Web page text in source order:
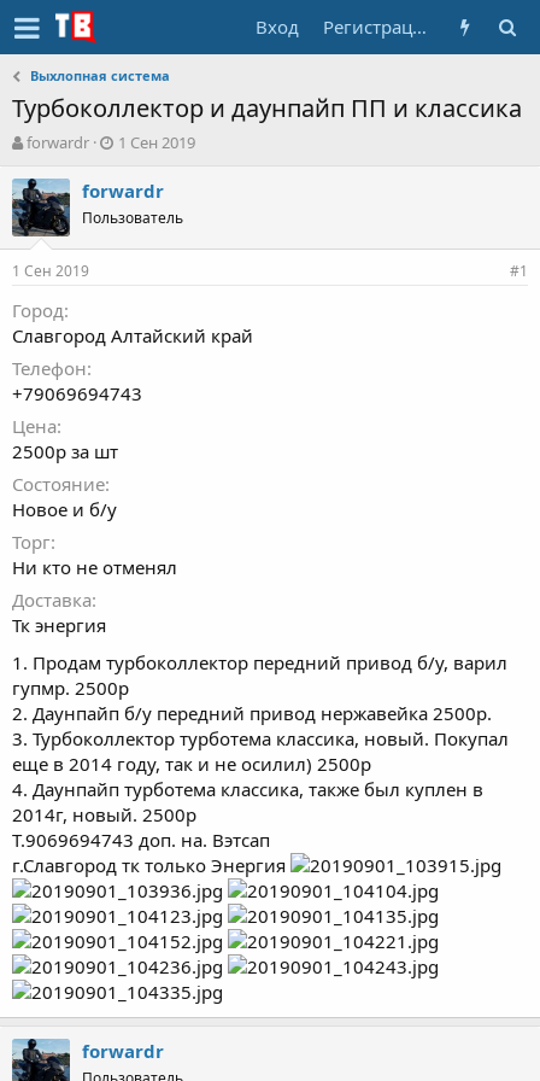
Вход Регистрация
Выхлопная система
Турбоколлектор и даунпайп ПП и классика
А
т
о
р
т
е
ы
forwardr
Д
т
н
а
а
1 Сен 2019
forwardr
Пользователь
1 Сен 2019 #1
Город
Славгород Алтайский край
Телефон
+79069694743
Цена
2500р за шт
Состояние
Новое и б/у
Торг
Ни кто не отменял
Доставка
Тк энергия
1. Продам турбоколлектор передний привод б/у, варил
гупмр. 2500р
2. Даунпайп б/у передний привод нержавейка 2500р.
3. Турбоколлектор турботема классика, новый. Покупал
еще в 2014 году, так и не осилил) 2500р
4. Даунпайп турботема классика, также был куплен в
2014г, новый. 2500р
Т.9069694743 доп. на. Вэтсап
г.Славгород тк только Энергия
forwardr